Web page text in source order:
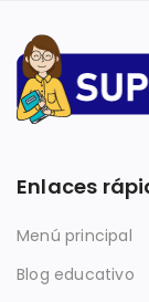
Enlaces
Menú principal
Blog educativo